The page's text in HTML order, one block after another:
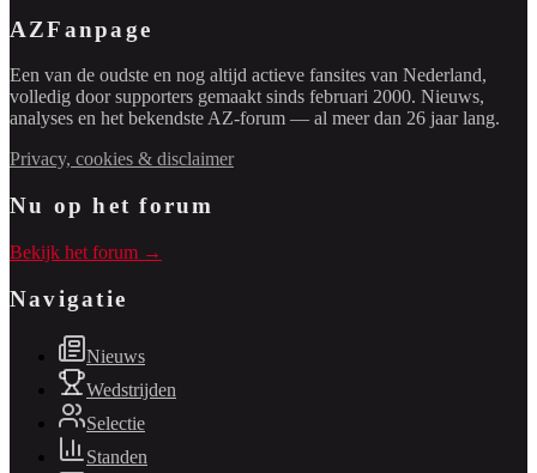
AZFanpage
Een van de oudste en nog altijd actieve fansites van Nederland,
volledig door supporters gemaakt sinds februari 2000. Nieuws,
analyses en het bekendste AZ-forum — al meer dan 26 jaar lang.
Privacy, cookies & disclaimer
Nu op het forum
Bekijk het forum →
Navigatie
Nieuws
Wedstrijden
Selectie
Standen